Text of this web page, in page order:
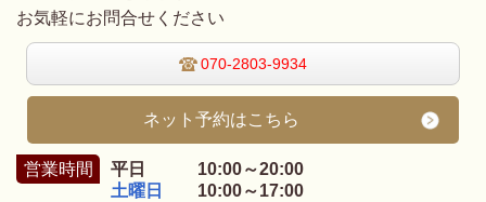
お気軽にお問合せください
070-2803-9934
ネット予約はこちら
営業時間
平日 10:00～20:00
土曜日 10:00～17:00